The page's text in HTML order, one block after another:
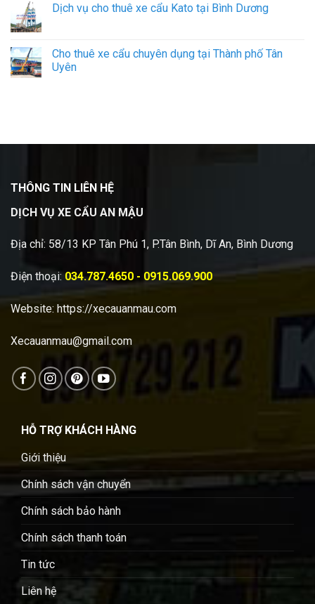
Dịch vụ cho thuê xe cẩu Kato tại Bình Dương
Cho thuê xe cẩu chuyên dụng tại Thành phố Tân
Uyên
THÔNG TIN LIÊN HỆ
DỊCH VỤ XE CẨU AN MẬU
Địa chỉ: 58/13 KP Tân Phú 1, P.Tân Bình, Dĩ An, Bình Dương
Điện thoại: 034.787.4650 - 0915.069.900
Website: https://xecauanmau.com
Xecauanmau@gmail.com
HỖ TRỢ KHÁCH HÀNG
Giới thiệu
Chính sách vận chuyển
Chính sách bảo hành
Chính sách thanh toán
Tin tức
Liên hệ